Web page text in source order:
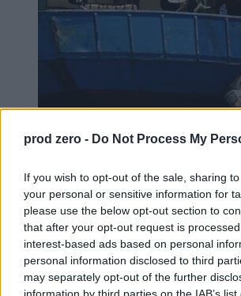
prod zero - Do Not Process My
If you wish to opt-out of the sale, sharing
your personal or sensitive information for
please use the below opt-out section to
that after your opt-out request is
interest-based ads based on personal
personal information disclosed to third
may separately opt-out of the further
Tony narkotyków zatrzymane u
Rekordowe przejęcie służb
Od stycznia do początku sierpnia br.
bezpieczeństwa przejęły 28 ton kokainy,
narkotyku. Zarekwirowano go głównie na
u zachodnich brzegów kraju.